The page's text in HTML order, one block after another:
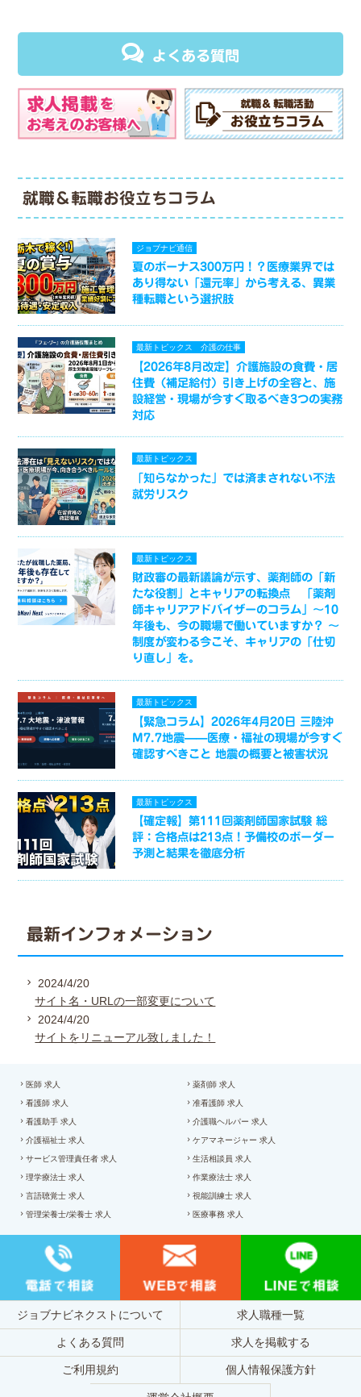
よくある質問
就職＆転職お役立ちコラム
ジョブナビ通信
夏のボーナス300万円！？医療業界では
あり得ない「還元率」から考える、異業
種転職という選択肢
最新トピックス 介護の仕事
【2026年8月改定】介護施設の食費・居
住費（補足給付）引き上げの全容と、施
設経営・現場が今すぐ取るべき3つの実務
対応
最新トピックス
「知らなかった」では済まされない不法
就労リスク
最新トピックス
財政審の最新議論が示す、薬剤師の「新
たな役割」とキャリアの転換点 「薬剤
師キャリアアドバイザーのコラム」～10
年後も、今の職場で働いていますか？ ～
制度が変わる今こそ、キャリアの「仕切
り直し」を。
最新トピックス
【緊急コラム】2026年4月20日 三陸沖
M7.7地震——医療・福祉の現場が今すぐ
確認すべきこと 地震の概要と被害状況
最新トピックス
【確定報】第111回薬剤師国家試験 総
評：合格点は213点！予備校のボーダー
予測と結果を徹底分析
最新インフォメーション
2024/4/20
サイト名・URLの一部変更について
2024/4/20
サイトをリニューアル致しました！
医師 求人 薬剤師 求人
看護師 求人 准看護師 求人
看護助手 求人 介護職ヘルパー 求人
介護福祉士 求人 ケアマネージャー 求人
サービス管理責任者 求人 生活相談員 求人
理学療法士 求人 作業療法士 求人
言語聴覚士 求人 視能訓練士 求人
管理栄養士/栄養士 求人 医療事務 求人
ジョブナビネクストについて 求人職種一覧
よくある質問 求人を掲載する
ご利用規約 個人情報保護方針